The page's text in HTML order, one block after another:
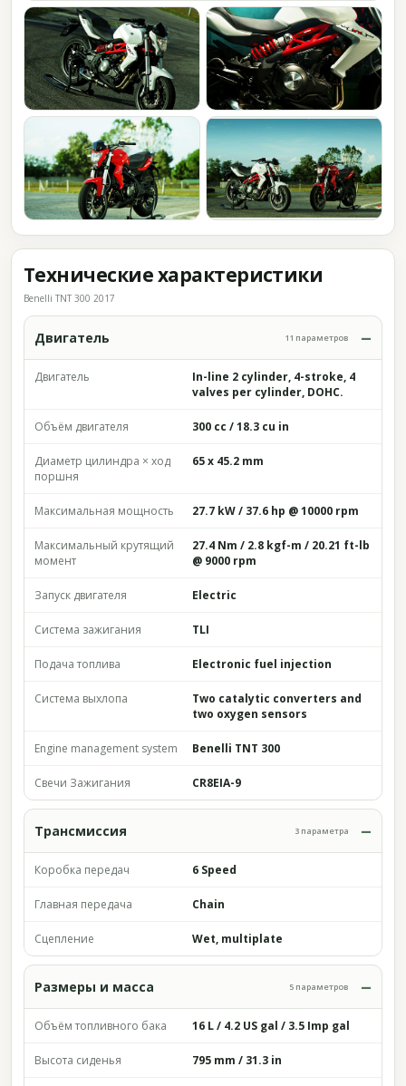
Технические характеристики
Benelli TNT 300 2017
Двигатель 11 параметров
Двигатель
In-line 2 cylinder, 4-stroke, 4
valves per cylinder, DOHC.
Объём двигателя 300 cc / 18.3 cu in
Диаметр цилиндра × ход
поршня
65 x 45.2 mm
Максимальная мощность 27.7 kW / 37.6 hp @ 10000 rpm
Максимальный крутящий
момент
27.4 Nm / 2.8 kgf-m / 20.21 ft-lb
@ 9000 rpm
Запуск двигателя Electric
Система зажигания TLI
Подача топлива Electronic fuel injection
Система выхлопа
Two catalytic converters and
two oxygen sensors
Engine management system Benelli TNT 300
Свечи Зажигания CR8EIA-9
Трансмиссия 3 параметра
Коробка передач 6 Speed
Главная передача Chain
Сцепление Wet, multiplate
Размеры и масса 5 параметров
Объём топливного бака 16 L / 4.2 US gal / 3.5 Imp gal
Высота сиденья 795 mm / 31.3 in